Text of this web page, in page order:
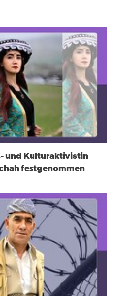
und Kulturaktivistin
festgenommen